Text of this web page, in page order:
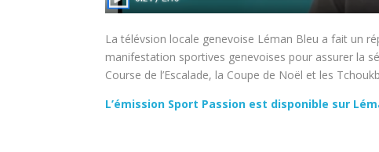
La télévsion locale genevoise Léman Bleu a fait un
manifestation sportives genevoises pour assurer la
Course de l’Escalade, la Coupe de Noël et les
L’émission Sport Passion est disponible sur